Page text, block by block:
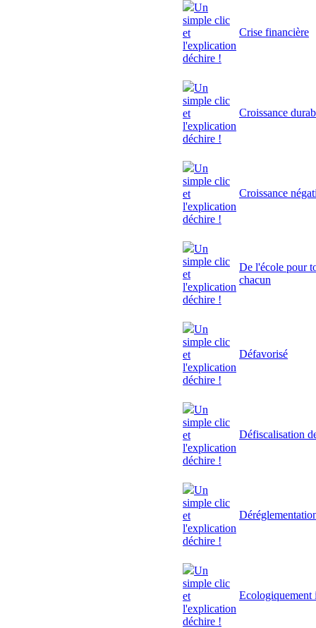
Un
simple clic
et
l'explication
déchire !
Crise financière
Un
simple clic
et
l'explication
déchire !
Croissance
Un
simple clic
et
l'explication
déchire !
Croissance
Un
simple clic
et
l'explication
déchire !
De l'école pour
chacun
Un
simple clic
et
l'explication
déchire !
Défavorisé
Un
simple clic
et
l'explication
déchire !
Défiscalisation
Un
simple clic
et
l'explication
déchire !
Un
simple clic
et
l'explication
déchire !
Ecologiquement